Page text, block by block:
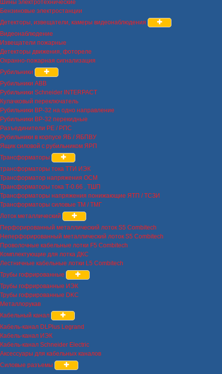
Шины электротехнические
Бензиновые электростанции
Детекторы, извещатели, камеры видеонаблюдения
Видеонаблюдение
Извещатели пожарные
Детекторы движения, фотореле
Охранно-пожарная сигнализация
Рубильники
Рубильники ABB
Рубильники Schneider INTERPACT
Кулачковый переключатель
Рубильники ВР-32 на одно направление
Рубильники ВР-32 перекидные
Разъединители РЕ / РПС
Рубильники в корпусе ЯБ / ЯБПВУ
Ящик силовой с рубильником ЯРП
Трансформаторы
трансформаторы тока ТТИ ИЭК
Трансформатор напряжения ОСМ
Трансформаторы тока Т-0.66 , ТШП
Трансформаторы напряжения понижающие ЯТП / ТСЗИ
Трансформаторы силовые ТМ / ТМГ
Лоток металлический
Перфорированный металлический лоток S5 Combitech
Неперфорированный металлический лоток S5 Combitech
Проволочные кабельные лотки F5 Combitech
Комплектующие для лотка ДКС
Лестничные кабельные лотки L5 Combitech
Трубы гофрированные
Трубы гофрированные ИЭК
Трубы гофрированные DKC
Металлорукав
Кабельный канал
Кабель-канал DLPlus Legrand
Кабель-канал ИЭК
Кабель-канал Schneider Electric
Аксессуары для кабельных каналов
Силовые разъемы